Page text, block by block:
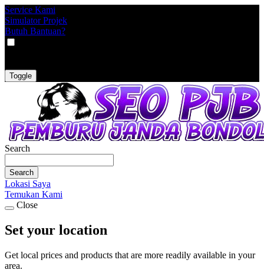
Service Kami
Simulator Projek
Butuh Bantuan?
Toggle
Search
Search
Lokasi Saya
Temukan Kami
Close
Set your location
Get local prices and products that are more readily available in your
area.